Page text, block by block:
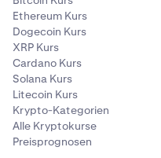
in Smart Contracts
zum Verlust von
Kontrakts führen kann.
Ethereum Kurs
Dogecoin Kurs
XRP Kurs
Cardano Kurs
Solana Kurs
Litecoin Kurs
Krypto-Kategorien
Alle Kryptokurse
Preisprognosen